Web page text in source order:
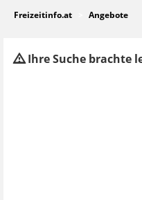
Freizeitinfo.at Angebote
Ihre Suche brachte